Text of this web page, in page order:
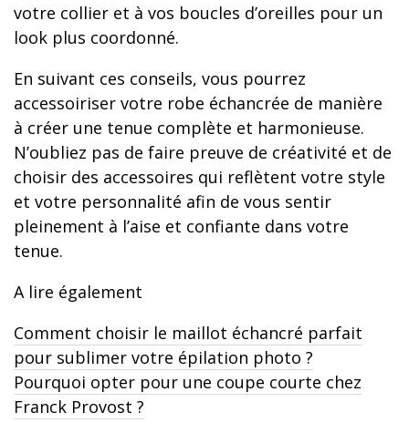
votre collier et à vos boucles d’oreilles pour un
look plus coordonné.
En suivant ces conseils, vous pourrez
accessoiriser votre robe échancrée de manière
à créer une tenue complète et harmonieuse.
N’oubliez pas de faire preuve de créativité et de
choisir des accessoires qui reflètent votre style
et votre personnalité afin de vous sentir
pleinement à l’aise et confiante dans votre
tenue.
A lire également
Comment choisir le maillot échancré parfait
pour sublimer votre épilation photo ?
Pourquoi opter pour une coupe courte chez
Franck Provost ?